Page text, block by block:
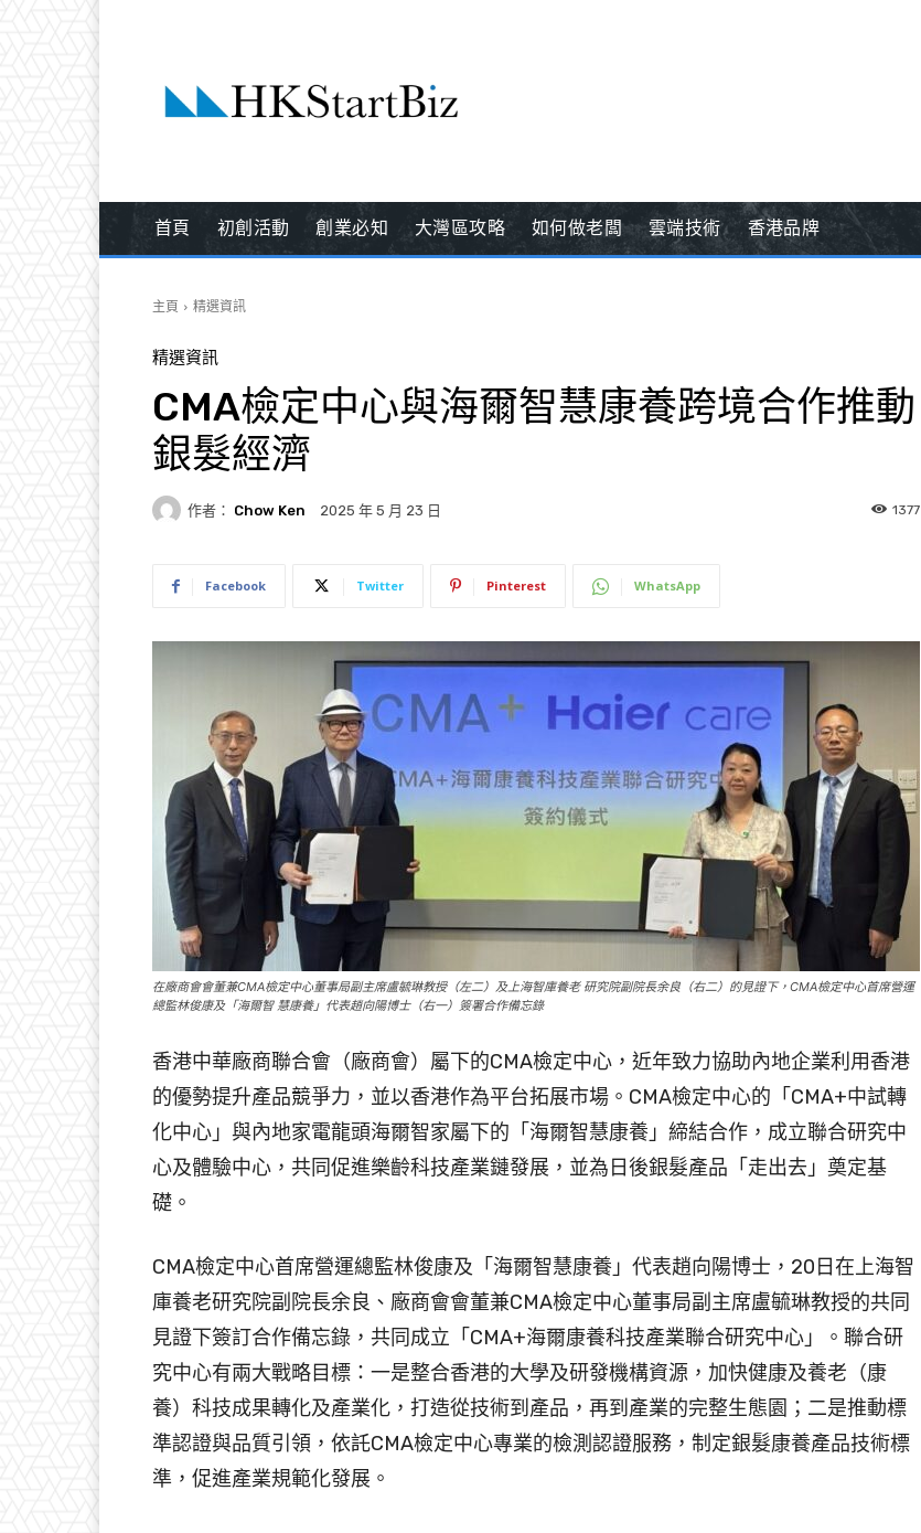
首頁 初創活動 創業必知 大灣區攻略 如何做老闆 雲端技術 香港品牌
主頁 精選資訊
精選資訊
CMA檢定中心與海爾智慧康養跨境合作推動
銀髮經濟
作者： Chow Ken 2025 年 5 月 23 日 1377
Facebook Twitter Pinterest WhatsApp
在廠商會會董兼CMA檢定中心董事局副主席盧毓琳教授（左二）及上海智庫養老 研究院副院長余良（右二）的見證下，CMA檢定中心首席營運
總監林俊康及「海爾智 慧康養」代表趙向陽博士（右一）簽署合作備忘錄
香港中華廠商聯合會（廠商會）屬下的CMA檢定中心，近年致力協助內地企業利用香港
的優勢提升產品競爭力，並以香港作為平台拓展市場。CMA檢定中心的「CMA+中試轉
化中心」與內地家電龍頭海爾智家屬下的「海爾智慧康養」締結合作，成立聯合研究中
心及體驗中心，共同促進樂齡科技產業鏈發展，並為日後銀髮產品「走出去」奠定基
礎。
CMA檢定中心首席營運總監林俊康及「海爾智慧康養」代表趙向陽博士，20日在上海智
庫養老研究院副院長余良、廠商會會董兼CMA檢定中心董事局副主席盧毓琳教授的共同
見證下簽訂合作備忘錄，共同成立「CMA+海爾康養科技產業聯合研究中心」。聯合研
究中心有兩大戰略目標：一是整合香港的大學及研發機構資源，加快健康及養老（康
養）科技成果轉化及產業化，打造從技術到產品，再到產業的完整生態園；二是推動標
準認證與品質引領，依託CMA檢定中心專業的檢測認證服務，制定銀髮康養產品技術標
準，促進產業規範化發展。